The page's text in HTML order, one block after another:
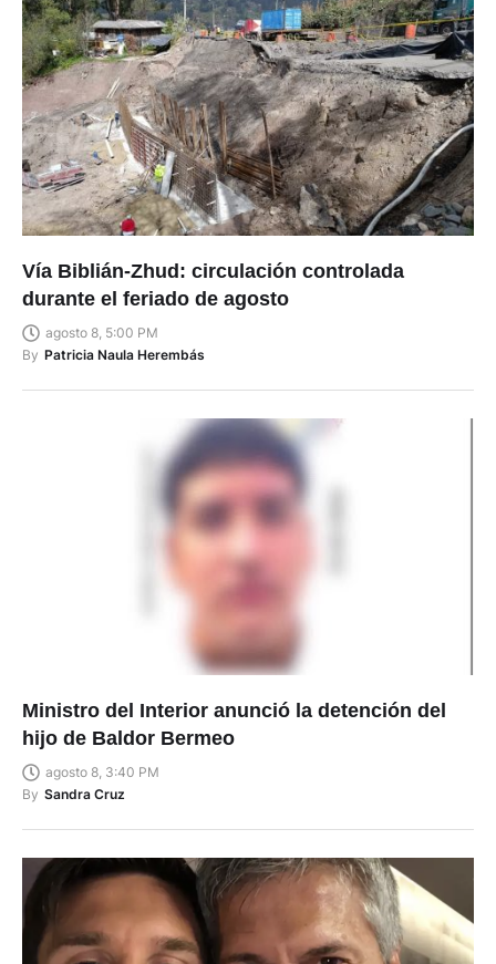
Vía Biblián-Zhud: circulación controlada
durante el feriado de agosto
agosto 8, 5:00 PM
By Patricia Naula Herembás
Ministro del Interior anunció la detención del
hijo de Baldor Bermeo
agosto 8, 3:40 PM
By Sandra Cruz